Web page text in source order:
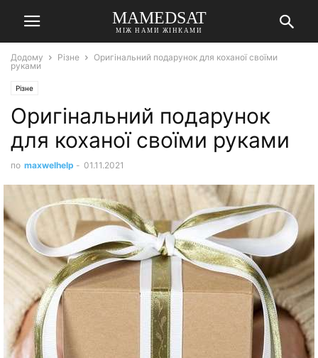
MAMEDSAT
МІЖ НАМИ ЖІНКАМИ
Додому Різне
Оригінальний подарунок для коханої своїми
руками
Різне
Оригінальний подарунок
для коханої своїми руками
по maxwelhelp - 01.11.2021